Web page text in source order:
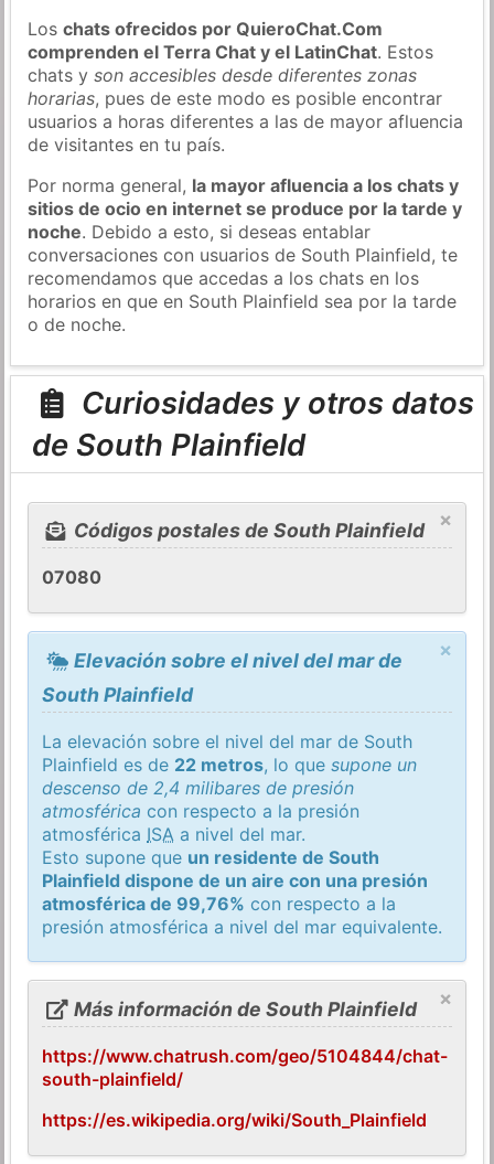
Loschats ofrecidos por QuieroChat.Com
comprenden el Terra Chat y el LatinChat. Estos
chats yson accesibles desde diferentes zonas
horarias, pues de este modo es posible encontrar
usuarios a horas diferentes a las de mayor afluencia
de visitantes en tu país.
Por norma general, la mayor afluencia a los chats y
sitios de ocio en internet se produce por la tarde y
noche. Debido a esto, si deseas entablar
conversaciones con usuarios de South Plainfield, te
recomendamos que accedas a los chats en los
horarios en que en South Plainfield sea por la tarde
o de noche.
Curiosidades y otros datos
de South Plainfield
×
Códigos postales de South Plainfield
07080
×
Elevación sobre el nivel del mar de
South Plainfield
La elevación sobre el nivel del mar de South
Plainfield es de 22 metros, lo quesupone un
descenso de 2,4 milibares de presión
atmosférica con respecto a la presión
atmosférica ISA a nivel del mar.
Esto supone que un residente de South
Plainfield dispone de un aire con una presión
atmosférica de 99,76% con respecto a la
presión atmosférica a nivel del mar equivalente.
×
Más información de South Plainfield
https://www.chatrush.com/geo/5104844/chat-
south-plainfield/
https://es.wikipedia.org/wiki/South_Plainfield